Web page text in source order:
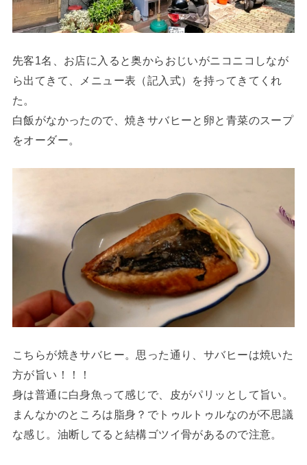
先客1名、お店に入ると奥からおじいがニコニコしなが
ら出てきて、メニュー表（記入式）を持ってきてくれ
た。
白飯がなかったので、焼きサバヒーと卵と青菜のスープ
をオーダー。
こちらが焼きサバヒー。思った通り、サバヒーは焼いた
方が旨い！！！
身は普通に白身魚って感じで、皮がパリッとして旨い。
まんなかのところは脂身？でトゥルトゥルなのが不思議
な感じ。油断してると結構ゴツイ骨があるので注意。